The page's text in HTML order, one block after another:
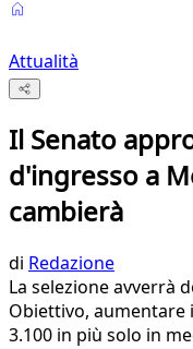
Attualità
Il Senato
d'ingresso a
cambierà
di Redazione
La selezione avverrà
Obiettivo, aumentare
3.100 in più solo in